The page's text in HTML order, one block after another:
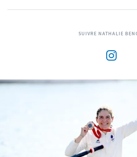
SUIVRE NATHALIE